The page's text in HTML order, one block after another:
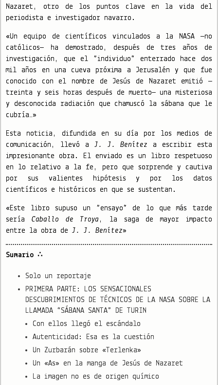
Nazaret, otro de los puntos clave en la vida del
periodista e investigador navarro.
«Un equipo de científicos vinculados a la NASA —no
católicos— ha demostrado, después de tres años de
investigación, que el “individuo” enterrado hace dos
mil años en una cueva próxima a Jerusalén y que fue
conocido con el nombre de Jesús de Nazaret emitió —
treinta y seis horas después de muerto— una misteriosa
y desconocida radiación que chamuscó la sábana que le
cubría…»
Esta noticia, difundida en su día por los medios de
comunicación, llevó a J. J. Benítez a escribir esta
impresionante obra. El enviado es un libro respetuoso
en lo relativo a la fe, pero que sorprende y cautiva
por sus valientes hipótesis y por los datos
científicos e históricos en que se sustentan.
«Este libro supuso un “ensayo” de lo que más tarde
sería Caballo de Troya , la saga de mayor impacto
entre la obra deJ. J. Benítez»
Sumario ∴
Solo un reportaje
PRIMERA PARTE: LOS SENSACIONALES
DESCUBRIMIENTOS DE TÉCNICOS DE LA NASA SOBRE LA
LLAMADA “SÁBANA SANTA” DE TURIN
Con ellos llegó el escándalo
Autenticidad: Esa es la cuestión
Un Zurbarán sobre «Terlenka»
Un «As» en la manga de Jesús de Nazaret
La imagen no es de origen químico